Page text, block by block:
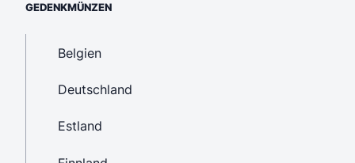
GEDENKMÜNZEN
Belgien
Deutschland
Estland